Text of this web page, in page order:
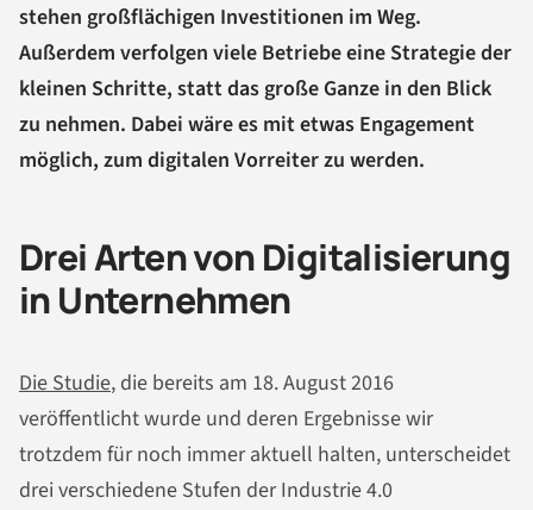
stehen großflächigen Investitionen im Weg.
Außerdem verfolgen viele Betriebe eine Strategie der
kleinen Schritte, statt das große Ganze in den Blick
zu nehmen. Dabei wäre es mit etwas Engagement
möglich, zum digitalen Vorreiter zu werden.
Drei Arten von Digitalisierung
in Unternehmen
Die Studie, die bereits am 18. August 2016
veröffentlicht wurde und deren Ergebnisse wir
trotzdem für noch immer aktuell halten, unterscheidet
drei verschiedene Stufen der Industrie 4.0